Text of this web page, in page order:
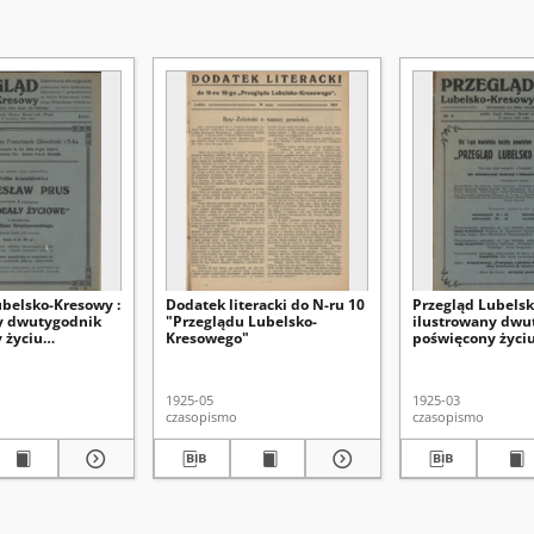
Kresowy :
dwutygodnik
życiu
i poleskiego R.
Dodatek literacki do N-ru 10
"Przeglądu Lubelsko-
Kresowego"
1925-05
czasopismo
Przegląd
ilustrowany
poświęcony życiu
wołyńskiego i
1, nr 6
1925-03
czasopismo